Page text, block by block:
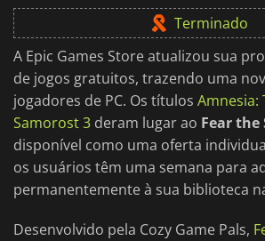
Terminado
A Epic Games Store atualizou sua
de jogos gratuitos, trazendo uma
jogadores de PC. Os títulos Amnesia:
Samorost 3 deram lugar ao Fear
disponível como uma oferta
os usuários têm uma semana para
permanentemente à sua biblioteca
Desenvolvido pela Cozy Game Pals,